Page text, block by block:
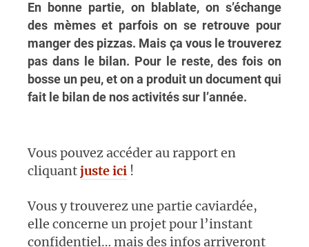
En bonne partie, on blablate, on s’échange
des mèmes et parfois on se retrouve pour
manger des pizzas. Mais ça vous le trouverez
pas dans le bilan. Pour le reste, des fois on
bosse un peu, et on a produit un document qui
fait le bilan de nos activités sur l’année.
Vous pouvez accéder au rapport en
cliquantjuste ici !
Vous y trouverez une partie caviardée,
elle concerne un projet pour l’instant
confidentiel… mais des infos arriveront